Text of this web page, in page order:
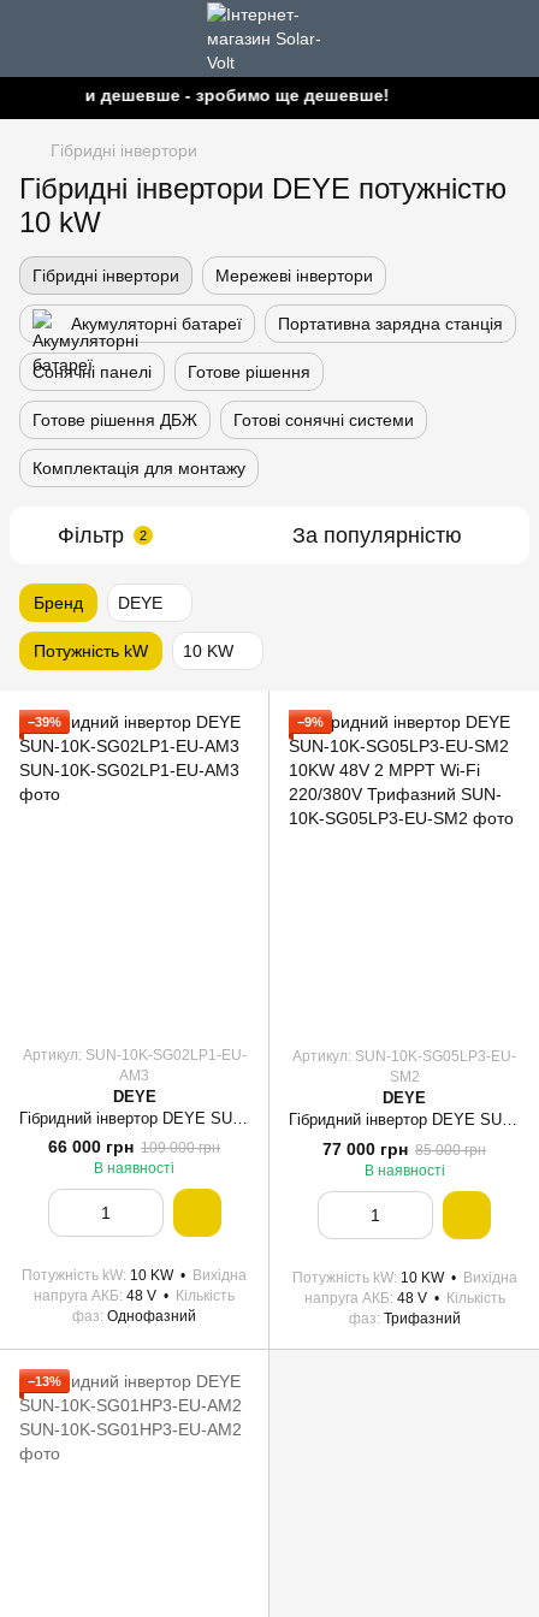
дешевше - зробимо ще дешевше!
Гібридні інвертори
Гібридні інвертори DEYE потужністю
10 kW
Гібридні інвертори Мережеві інвертори
Акумуляторні батареї Портативна зарядна станція
Сонячні панелі Готове рішення
Готове рішення ДБЖ Готові сонячні системи
Комплектація для монтажу
Фільтр 2 За популярністю
Бренд DEYE
Потужність kW 10 KW
−39%
Артикул: SUN-10K-SG02LP1-EU-
AM3
DEYE
66 000 грн 109 000 грн
В наявності
Потужність kW 10 KW
Вихідна
напруга АКБ 48 V
Кількість
фаз Однофазний
−9%
Артикул: SUN-10K-SG05LP3-EU-
SM2
DEYE
Гібридний інвертор DEYE SUN-10K-SG05LP3-EU-SM2 10KW 48V 2 MPPT Wi-Fi 220/380V Трифазний
77 000 грн 85 000 грн
В наявності
Потужність kW 10 KW
Вихідна
напруга АКБ 48 V
Кількість
фаз Трифазний
−13%